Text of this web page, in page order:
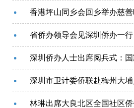
香港坪山同乡会回乡举办慈
省侨办领导会见深圳侨办一
深圳侨办人士出席阅兵式：
深圳市卫计委侨联赴梅州大
林琳出席大良北区全国社区